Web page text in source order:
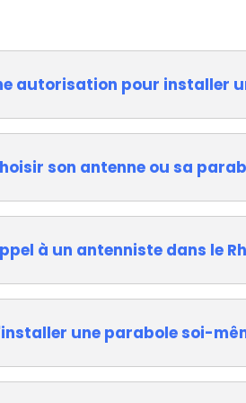
autorisation pour installer
son antenne ou sa
à un antenniste dans le
une parabole soi-